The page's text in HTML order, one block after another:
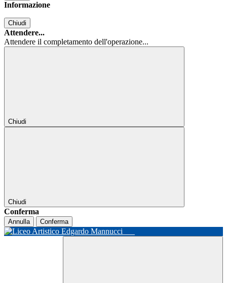
Informazione
Chiudi
Attendere...
Attendere il completamento dell'operazione...
Chiudi
Chiudi
Conferma
Annulla Conferma